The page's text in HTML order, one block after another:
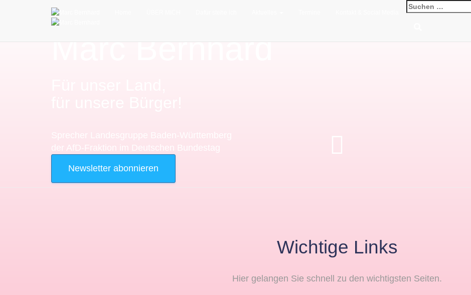
Marc Bernhard
der AfD-Fraktion im Deutschen Bundestag
Newsletter abonnieren
Wichtige Links
Hier gelangen Sie schnell zu den wichtigsten Seiten.